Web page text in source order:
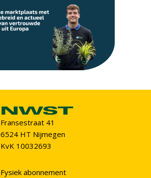
Fransestraat 41
6524 HT Nijmegen
KvK 10032693
Fysiek abonnement